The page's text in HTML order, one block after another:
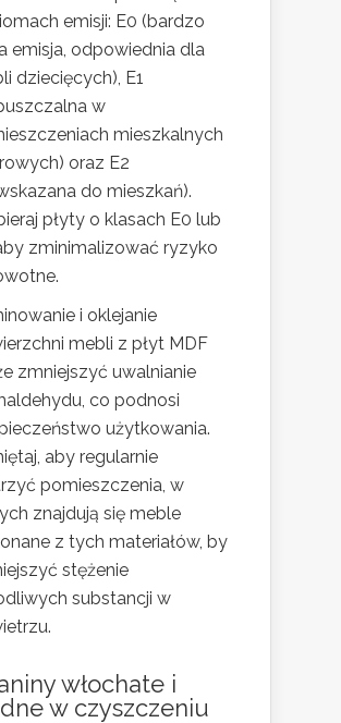
emisji: E0 (bardzo
emisja, odpowiednia dla
dziecięcych), E1
w
mieszkalnych
oraz E2
do mieszkań).
płyty o klasach E0 lub
zminimalizować ryzyko
i oklejanie
mebli z płyt MDF
zmniejszyć uwalnianie
co podnosi
użytkowania.
aby regularnie
pomieszczenia, w
znajdują się meble
z tych materiałów, by
stężenie
substancji w
włochate i
w czyszczeniu